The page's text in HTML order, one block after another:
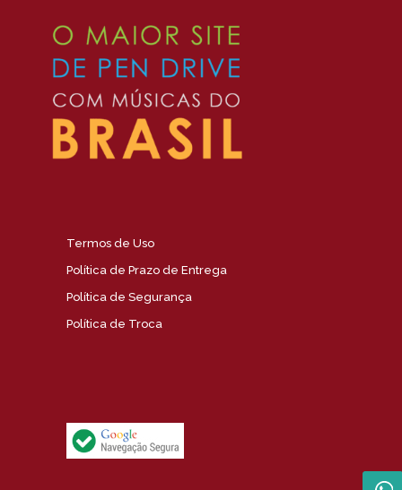
Termos de Uso
Política de Prazo de Entrega
Política de Segurança
Política de Troca